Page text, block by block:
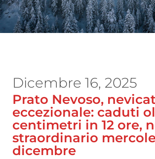
Dicembre 16, 2025
Prato Nevoso,
eccezionale: caduti
centimetri in 12 ore,
straordinario
dicembre